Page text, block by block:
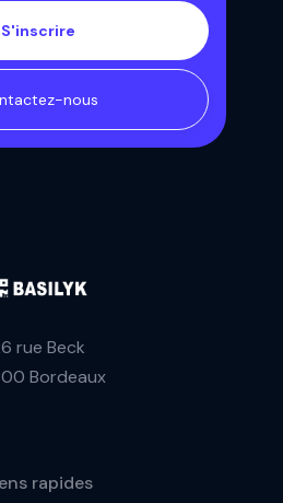
S'inscrire
nous
rue Beck
Bordeaux
rapides